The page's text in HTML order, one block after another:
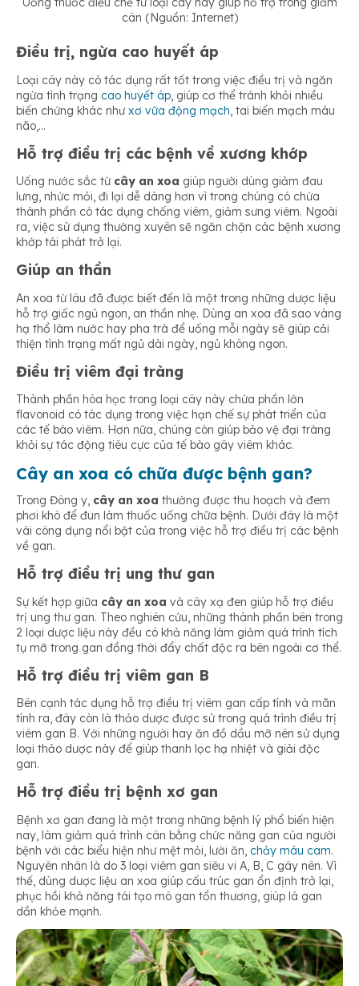
cân (Nguồn: Internet)
Điều trị, ngừa cao huyết áp
Loại cây này có tác dụng rất tốt trong việc điều trị và ngăn
ngừa tình trạng cao huyết áp, giúp cơ thể tránh khỏi nhiều
biến chứng khác nhưxơ vữa động mạch, tai biến mạch máu
não,…
Hỗ trợ điều trị các bệnh về xương khớp
Uống nước sắc từ cây an xoa giúp người dùng giảm đau
lưng, nhức mỏi, đi lại dễ dàng hơn vì trong chúng có chứa
thành phần có tác dụng chống viêm, giảm sưng viêm. Ngoài
ra, việc sử dụng thường xuyên sẽ ngăn chặn các bệnh xương
khớp tái phát trở lại.
Giúp an thần
An xoa từ lâu đã được biết đến là một trong những dược liệu
hỗ trợ giấc ngủ ngon, an thần nhẹ. Dùng an xoa đã sao vàng
hạ thổ làm nước hay pha trà để uống mỗi ngày sẽ giúp cải
thiện tình trạng mất ngủ dài ngày, ngủ không ngon.
Điều trị viêm đại tràng
Thành phần hóa học trong loại cây này chứa phần lớn
flavonoid có tác dụng trong việc hạn chế sự phát triển của
các tế bào viêm. Hơn nữa, chúng còn giúp bảo vệ đại tràng
khỏi sự tác động tiêu cực của tế bào gây viêm khác.
Cây an xoa có chữa được bệnh gan?
Trong Đông y, cây an xoa thường được thu hoạch và đem
phơi khô để đun làm thuốc uống chữa bệnh. Dưới đây là một
vài công dụng nổi bật của trong việc hỗ trợ điều trị các bệnh
về gan.
Hỗ trợ điều trị ung thư gan
Sự kết hợp giữa cây an xoa và cây xạ đen giúp hỗ trợ điều
trị ung thư gan. Theo nghiên cứu, những thành phần bên trong
2 loại dược liệu này đều có khả năng làm giảm quá trình tích
tụ mỡ trong gan đồng thời đẩy chất độc ra bên ngoài cơ thể.
Hỗ trợ điều trị viêm gan B
Bên cạnh tác dụng hỗ trợ điều trị viêm gan cấp tính và mãn
tính ra, đây còn là thảo dược được sử trong quá trình điều trị
viêm gan B. Với những người hay ăn đồ dầu mỡ nên sử dụng
loại thảo dược này để giúp thanh lọc hạ nhiệt và giải độc
gan.
Hỗ trợ điều trị bệnh xơ gan
Bệnh xơ gan đang là một trong những bệnh lý phổ biến hiện
nay, làm giảm quá trình cân bằng chức năng gan của người
bệnh với các biểu hiện như mệt mỏi, lười ăn, chảy máu cam.
Nguyên nhân là do 3 loại viêm gan siêu vi A, B, C gây nên. Vì
thế, dùng dược liệu an xoa giúp cấu trúc gan ổn định trở lại,
phục hồi khả năng tái tạo mô gan tổn thương, giúp lá gan
dần khỏe mạnh.